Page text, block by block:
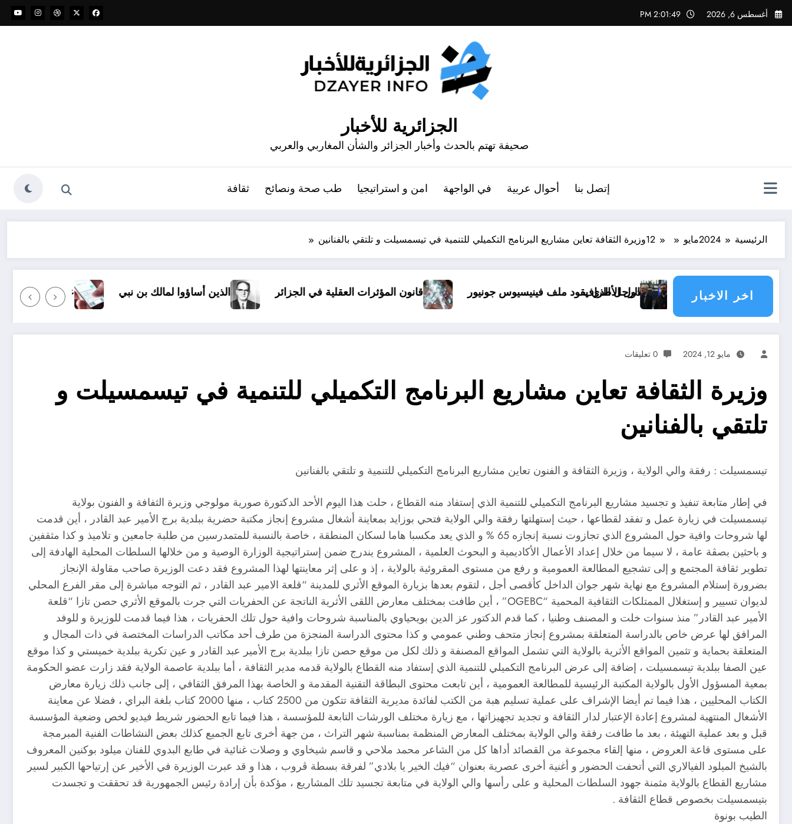
التجاوز
إلى
أغسطس 6, 2026 2:01:50 PM
الجزائرية للأخبار
صحيفة تهتم بالحدث وأخبار الجزائر والشأن المغاربي والعربي
إتصل بنا أحوال عربية في الواجهة امن و استراتيجيا طب صحة ونصائح ثقافة
الرئيسية 2024مايو 12وزيرة الثقافة تعاين مشاريع البرنامج التكميلي للتنمية في تيسمسيلت و تلتقي بالفنانين
اخر الاخبار
مسؤولية الدول الأطرافالرجل الذي يقود ملف فينيسيوس جونيور قانون المؤثرات العقلية في الجزائر الذين أساؤوا لمالك بن نبي عندما ترسل رسالة نصية إلى شخص ما
مايو 12, 2024 0 تعليقات
وزيرة الثقافة تعاين مشاريع البرنامج التكميلي للتنمية في تيسمسيلت و
تلتقي بالفنانين
تيسمسيلت : رفقة والي الولاية ، وزيرة الثقافة و الفنون تعاين مشاريع البرنامج التكميلي للتنمية و تلتقي بالفنانين
في إطار متابعة تنفيذ و تجسيد مشاريع البرنامج التكميلي للتنمية الذي إستفاد منه القطاع ، حلت هذا اليوم الأحد الدكتورة صورية مولوجي وزيرة الثفافة و الفنون بولاية
تيسمسيلت في زيارة عمل و تفقد لقطاعها ، حيث إستهلتها رفقة والي الولاية فتحي بوزايد بمعاينة أشغال مشروع إنجاز مكتبة حضرية ببلدية برج الأمير عبد القادر ، أين قدمت
لها شروحات وافية حول المشروع الذي تجازوت نسبة إنجازه 65 % و الذي يعد مكسبا هاما لسكان المنطقة ، خاصة بالنسبة للمتمدرسين من طلبة جامعين و تلاميذ و كذا مثقفين
و باحثين بصڤة عامة ، لا سيما من خلال إعداد الأعمال الأكاديمية و البحوث العلمية ، المشروع يندرج ضمن إستراتيجية الوزارة الوصية و من خلالها السلطات المحلية الهادفة إلى
تطوير ثقافة المجتمع و إلى تشجيع المطالعة العمومية و رفع من مستوى المقروئية بالولاية ، إذ و على إثر معاينتها لهذا المشروع فقد دعت الوزيرة صاحب مقاولة الإنجاز
بضرورة إستلام المشروع مع نهاية شهر جوان الداخل كأقصى أجل ، لتقوم بعدها بزيارة الموقع الأثري للمدينة “قلعة الامير عبد القادر ، ثم التوجه مباشرة إلى مقر الفرع المحلي
لديوان تسيير و إستغلال الممتلكات الثقافية المحمية “OGEBC” ، أين طافت بمختلف معارض اللقى الأثرية الناتجة عن الحفريات التي جرت بالموقع الأثري حصن تازا “قلعة
الأمير عبد القادر” منذ سنوات خلت و المصنف وطنيا ، كما قدم الدكتور عز الدين بويحياوي بالمناسبة شروحات وافية حول تلك الحفريات ، هذا فيما قدمت للوزيرة و للوفد
المرافق لها عرض خاص بالدراسة المتعلقة بمشروع إنجاز متحف وطني عمومي و كذا محتوى الدراسة المنجزة من طرف أحد مكاتب الدراسات المختصة في ذات المجال و
المتعلقة بحماية و تثمين المواقع الأثرية بالولاية التي تشمل المواقع المصنفة و ذلك لكل من موقع حصن تازا ببلدية برج الأمير عبد القادر و عين تكرية ببلدية خميستي و كذا موقع
عين الصفا ببلدية تيسمسيلت ، إضافة إلى عرض البرنامج التكميلي للتنمية الذي إستفاد منه القطاع بالولاية قدمه مدير الثقافة ، أما ببلدية عاصمة الولاية فقد زارت عضو الحكومة
بمعية المسؤول الأول بالولاية المكتبة الرئيسية للمطالعة العمومية ، أين تابعت محتوى البطاقة التقنية المقدمة و الخاصة بهذا المرفق الثقافي ، إلى جانب ذلك زيارة معارض
الكتاب المحليين ، هذا فيما تم أيضا الإشراف على عملية تسليم هبة من الكتب لفائدة مديرية الثقافة تتكون من 2500 كتاب ، منها 2000 كتاب بلغة البراي ، فضلا عن معاينة
الأشغال المنتهية لمشروع إعادة الإعتبار لدار الثقافة و تجديد تجهيزاتها ، مع زيارة مختلف الورشات التابعة للمؤسسة ، هذا فيما تابع الحضور شريط فيديو لخص وضعية المؤسسة
قبل و بعد عملية التهيئة ، بعد ما طافت رفقة والي الولاية بمختلف المعارض المنظمة بمناسبة شهر التراث ، من جهة أخرى تابع الجميع كذلك بعض النشاطات الفنية المبرمجة
على مستوى قاعة العروض ، منها إلقاء مجموعة من القصائد أداها كل من الشاعر محمد ملاحي و قاسم شيخاوي و وصلات غنائية في طابع البدوي للفنان ميلود بوكنين المعروف
بالشيخ الميلود الفيالاري التي أتحفت الحضور و أغنية أخرى عصرية بعنوان “فيك الخير يا بلادي” لفرقة بسطة ڨروب ، هذا و قد عبرت الوزيرة في الأخير عن إرتياحها الكبير لسير
مشاريع القطاع بالولاية مثمنة جهود السلطات المحلية و على رأسها والي الولاية في متابعة تجسيد تلك المشاريع ، مؤكدة بأن إرادة رئيس الجمهورية قد تحققت و تجسدت
بتيسمسيلت بخصوص قطاع الثقافة .
الطيب بونوة